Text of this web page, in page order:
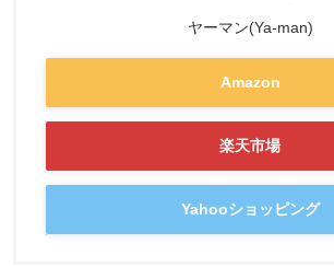
ヤーマン(Ya-man)
Amazon
楽天市場
Yahooショッピング